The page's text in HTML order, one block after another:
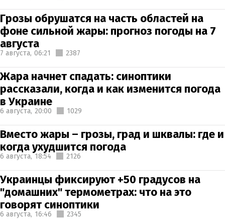
Грозы обрушатся на часть областей на
фоне сильной жары: прогноз погоды на 7
августа
7 августа, 06:21 2387
Жара начнет спадать: синоптики
рассказали, когда и как изменится погода
в Украине
6 августа, 20:00 1029
Вместо жары – грозы, град и шквалы: где и
когда ухудшится погода
6 августа, 18:54 2126
Украинцы фиксируют +50 градусов на
"домашних" термометрах: что на это
говорят синоптики
6 августа, 16:46 2345